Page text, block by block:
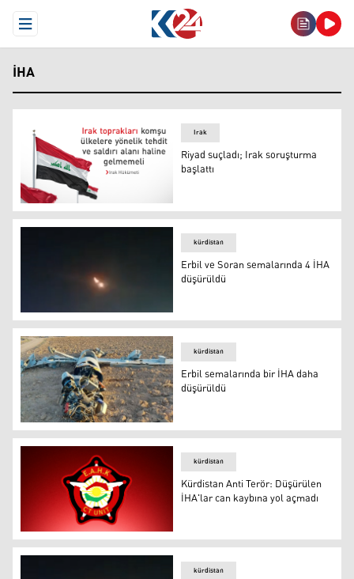
Open Menu
İHA
Riyad suçladı; Irak soruşturma başlattı
Irak
Riyad suçladı; Irak soruşturma
başlattı
Erbil ve Soran semalarında 4 İHA düşürüldü
kürdistan
Erbil ve Soran semalarında 4 İHA
düşürüldü
Arşiv
kürdistan
Erbil semalarında bir İHA daha
düşürüldü
Kürdistan Anti Terör: Düşürülen İHA'lar can kaybına yol
kürdistan
Kürdistan Anti Terör: Düşürülen
İHA'lar can kaybına yol açmadı
kürdistan